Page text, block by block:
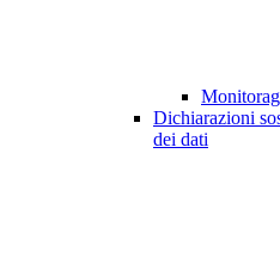
Dichiarazioni
dei dati